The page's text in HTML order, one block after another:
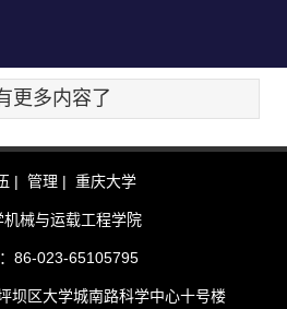
更多内容了
| 管理 | 重庆大学
机械与运载工程学院
86-023-65105795
坝区大学城南路科学中心十号楼